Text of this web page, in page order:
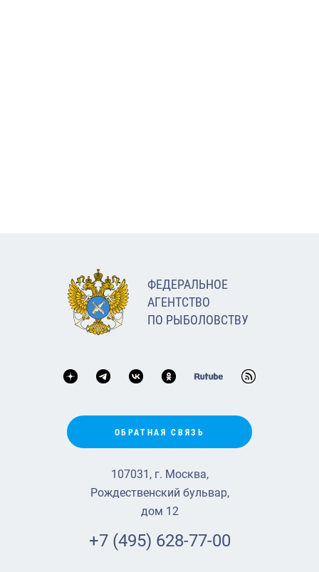
ФЕДЕРАЛЬНОЕ
АГЕНТСТВО
ПО РЫБОЛОВСТВУ
ОБРАТНАЯ СВЯЗЬ
107031, г. Москва,
Рождественский бульвар,
дом 12
+7 (495) 628-77-00